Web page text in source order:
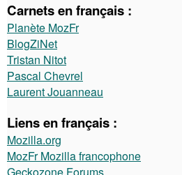
Carnets en français :
Planète MozFr
BlogZiNet
Tristan Nitot
Pascal Chevrel
Laurent Jouanneau
Liens en français :
Mozilla.org
MozFr Mozilla francophone